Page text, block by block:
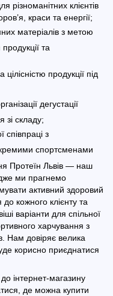
різноманітних клієнтів
краси та енергії;
матеріалів з метою
та
продукції під
дегустації
зі складу;
співпраці з
спортсменами
Протеїн Львів — наш
ми прагнемо
активний здоровий
кожного клієнту та
варіанти для спільної
харчування з
Нам довіряє велика
корисно приєднатися
інтернет-магазину
де можна купити